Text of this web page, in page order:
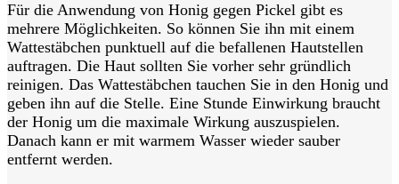
Für die Anwendung von Honig gegen Pickel gibt es
mehrere Möglichkeiten. So können Sie ihn mit einem
Wattestäbchen punktuell auf die befallenen Hautstellen
auftragen. Die Haut sollten Sie vorher sehr gründlich
reinigen. Das Wattestäbchen tauchen Sie in den Honig und
geben ihn auf die Stelle. Eine Stunde Einwirkung braucht
der Honig um die maximale Wirkung auszuspielen.
Danach kann er mit warmem Wasser wieder sauber
entfernt werden.